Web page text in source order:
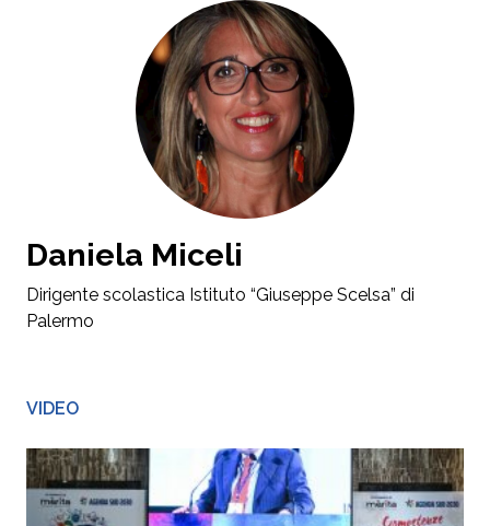
Daniela Miceli
Dirigente scolastica Istituto “Giuseppe Scelsa” di
Palermo
VIDEO